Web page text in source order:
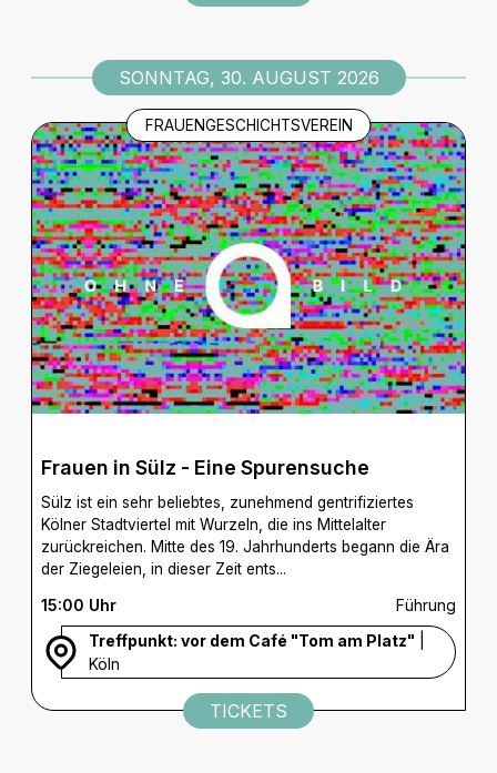
SONNTAG, 30. AUGUST 2026
FRAUENGESCHICHTSVEREIN
Frauen in Sülz - Eine Spurensuche
Sülz ist ein sehr beliebtes, zunehmend gentrifiziertes
Kölner Stadtviertel mit Wurzeln, die ins Mittelalter
zurückreichen. Mitte des 19. Jahrhunderts begann die Ära
der Ziegeleien, in dieser Zeit ents...
15:00 Uhr
Führung
Treffpunkt: vor dem Café "Tom am Platz"
Köln
TICKETS